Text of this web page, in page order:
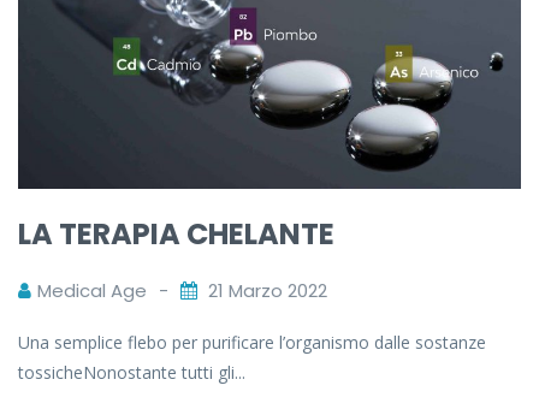
LA TERAPIA CHELANTE
Medical Age 21 Marzo 2022
Una semplice flebo per purificare l’organismo dalle sostanze
tossicheNonostante tutti gli...